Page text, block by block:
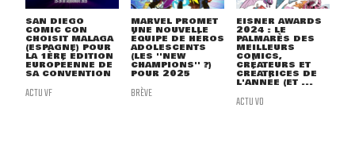
SAN DIEGO
COMIC CON
CHOISIT MALAGA
(ESPAGNE) POUR
LA 1ÈRE ÉDITION
EUROPÉENNE DE
SA CONVENTION
ACTU VF
MARVEL PROMET
UNE NOUVELLE
ÉQUIPE DE HÉROS
ADOLESCENTS
(LES ''NEW
CHAMPIONS'' ?)
POUR 2025
BRÈVE
EISNER AWARDS
2024 : LE
PALMARÈS DES
MEILLEURS
COMICS,
CRÉATEURS ET
CRÉATRICES DE
L'ANNÉE (ET ...
ACTU VO